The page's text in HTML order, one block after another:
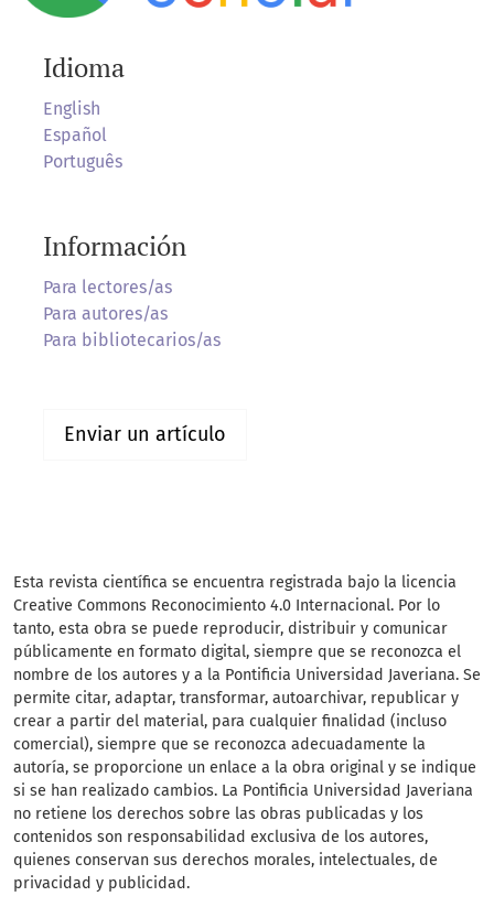
Idioma
English
Español
Português
Información
Para lectores/as
Para autores/as
Para bibliotecarios/as
Enviar un artículo
Esta revista científica se encuentra registrada bajo la licencia
Creative Commons Reconocimiento 4.0 Internacional. Por lo
tanto, esta obra se puede reproducir, distribuir y comunicar
públicamente en formato digital, siempre que se reconozca el
nombre de los autores y a la Pontificia Universidad Javeriana. Se
permite citar, adaptar, transformar, autoarchivar, republicar y
crear a partir del material, para cualquier finalidad (incluso
comercial), siempre que se reconozca adecuadamente la
autoría, se proporcione un enlace a la obra original y se indique
si se han realizado cambios. La Pontificia Universidad Javeriana
no retiene los derechos sobre las obras publicadas y los
contenidos son responsabilidad exclusiva de los autores,
quienes conservan sus derechos morales, intelectuales, de
privacidad y publicidad.